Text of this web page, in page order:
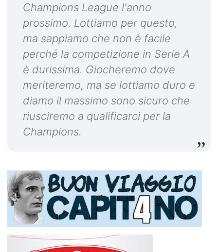
Champions League l'anno
prossimo. Lottiamo per questo,
ma sappiamo che non è facile
perché la competizione in Serie A
è durissima. Giocheremo dove
meriteremo, ma se lottiamo duro e
diamo il massimo sono sicuro che
riusciremo a qualificarci per la
Champions.